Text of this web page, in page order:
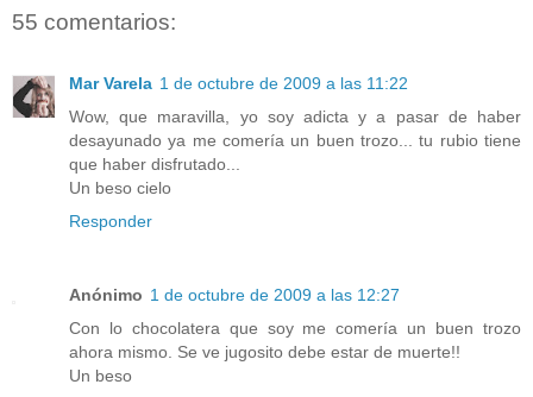
55 comentarios:
Mar Varela 1 de octubre de 2009 a las 11:22
Wow, que maravilla, yo soy adicta y a pasar de haber
desayunado ya me comería un buen trozo... tu rubio tiene
que haber disfrutado...
Un beso cielo
Responder
Anónimo 1 de octubre de 2009 a las 12:27
Con lo chocolatera que soy me comería un buen trozo
ahora mismo. Se ve jugosito debe estar de muerte!!
Un beso